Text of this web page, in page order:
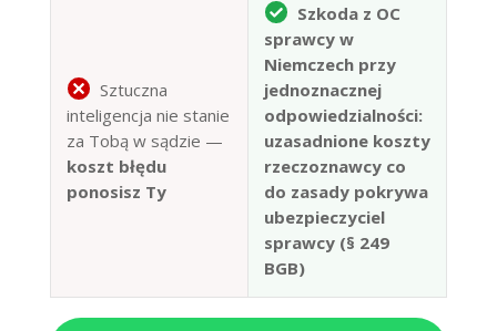
Sztuczna
inteligencja nie stanie
za Tobą w sądzie —
koszt błędu
ponosisz Ty
Szkoda z OC
sprawcy w
Niemczech przy
jednoznacznej
odpowiedzialności:
uzasadnione koszty
rzeczoznawcy co
do zasady pokrywa
ubezpieczyciel
sprawcy (§ 249
BGB)